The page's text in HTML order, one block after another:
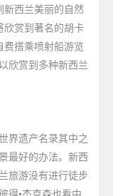
新西兰美丽的自然
欣赏到著名的胡卡
搭乘喷射船游览
欣赏到多种新西兰
界遗产名录其中之
最好的办法。新西
旅游没有进行徒步
得•杰克森也看中